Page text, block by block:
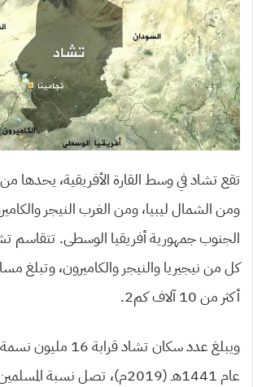
تقع تشاد في وسط القارة الأفريقية، يحدها
ومن الشمال ليبيا، ومن الغرب النيجر
الجنوب جمهورية أفريقيا الوسطى. تتقاسم
كل من نيجيريا والنيجر والكاميرون، وتبلغ
أكثر من 10 آلاف كم2.
ويبلغ عدد سكان تشاد
عام 1441هـ (2019م)، تصل نسبة